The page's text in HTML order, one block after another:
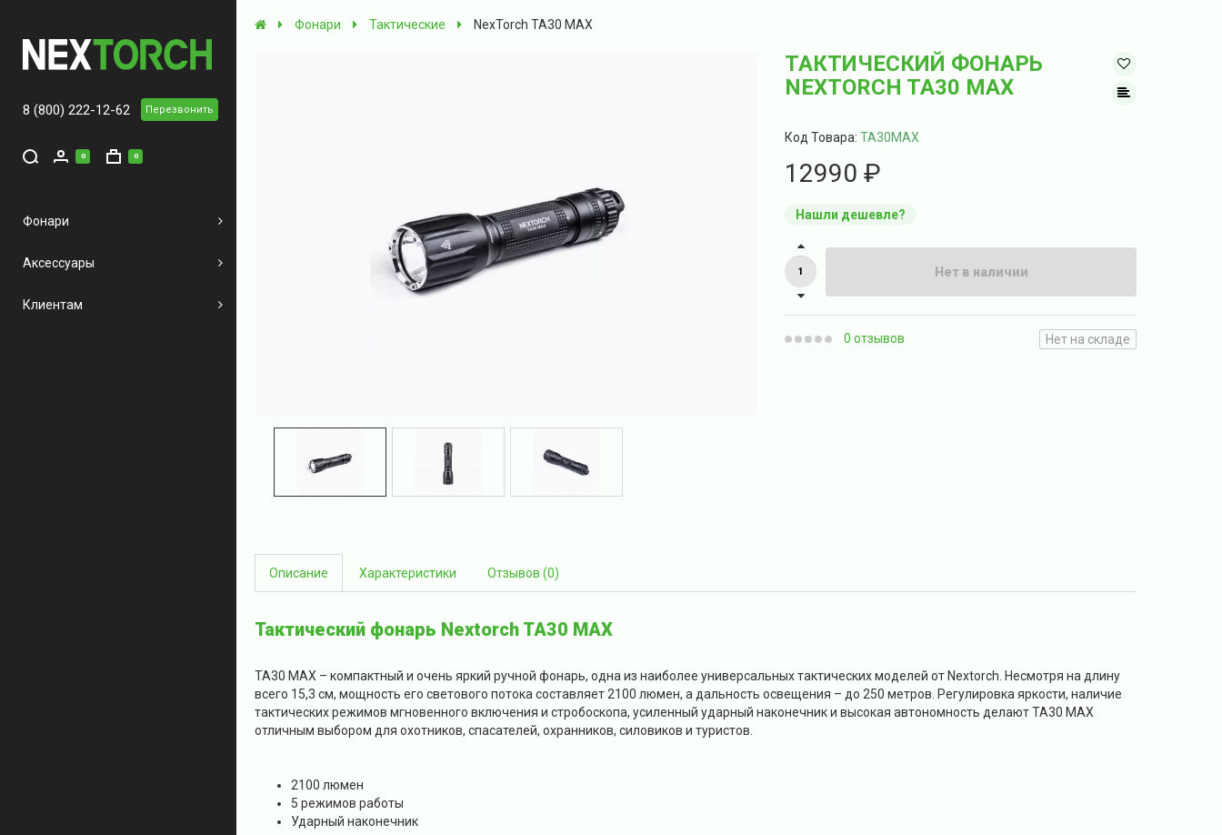
8 (800) 222-12-62 Перезвонить
0 0
Фонари
Аксессуары
Клиентам
Фонари Тактические NexTorch TA30 MAX
ТАКТИЧЕСКИЙ ФОНАРЬ
NEXTORCH TA30 MAX
Код Товара: TA30MAX
12990 ₽
Нашли дешевле?
Нет в наличии
0 отзывов Нет на складе
Описание Характеристики Отзывов (0)
Тактический фонарь Nextorch TA30 MAX
TA30 MAX – компактный и очень яркий ручной фонарь, одна из наиболее универсальных тактических моделей от Nextorch. Несмотря на длину
всего 15,3 см, мощность его светового потока составляет 2100 люмен, а дальность освещения – до 250 метров. Регулировка яркости, наличие
тактических режимов мгновенного включения и стробоскопа, усиленный ударный наконечник и высокая автономность делают TA30 MAX
отличным выбором для охотников, спасателей, охранников, силовиков и туристов.
2100 люмен
5 режимов работы
Ударный наконечник